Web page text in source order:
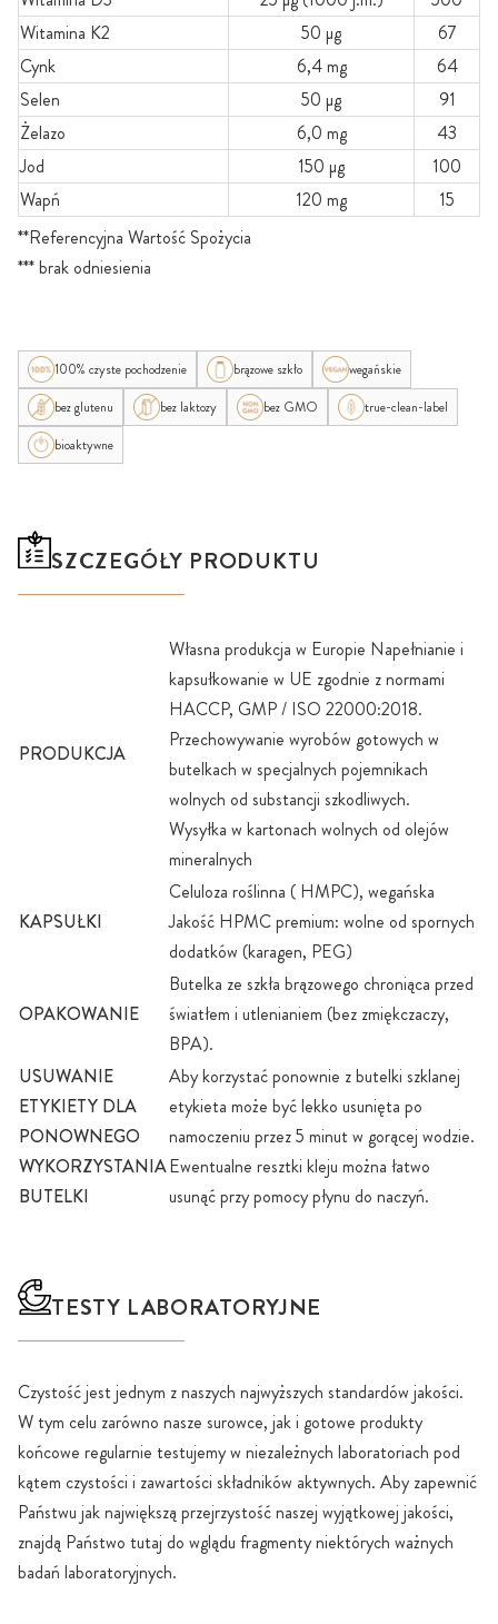
Witamina K2
50 µg
67
Cynk
6,4 mg
64
Selen
50 µg
91
Żelazo
6,0 mg
43
Jod
150 µg
100
Wapń
120 mg
15
**Referencyjna Wartość Spożycia
*** brak odniesienia
100% czyste pochodzenie brązowe szkło
wegańskie
bez glutenu
bez laktozy bez GMO
true-clean-label
bioaktywne
SZCZEGÓŁY PRODUKTU
PRODUKCJA
Własna produkcja w Europie Napełnianie i
kapsułkowanie w UE zgodnie z normami
HACCP, GMP / ISO 22000:2018.
Przechowywanie wyrobów gotowych w
butelkach w specjalnych pojemnikach
wolnych od substancji szkodliwych.
Wysyłka w kartonach wolnych od olejów
mineralnych
KAPSUŁKI
Celuloza roślinna ( HMPC), wegańska
Jakość HPMC premium: wolne od spornych
dodatków (karagen, PEG)
OPAKOWANIE
Butelka ze szkła brązowego chroniąca przed
światłem i utlenianiem (bez zmiękczaczy,
BPA).
USUWANIE
ETYKIETY DLA
PONOWNEGO
WYKORZYSTANIA
BUTELKI
Aby korzystać ponownie z butelki szklanej
etykieta może być lekko usunięta po
namoczeniu przez 5 minut w gorącej wodzie.
Ewentualne resztki kleju można łatwo
usunąć przy pomocy płynu do naczyń.
TESTY LABORATORYJNE
Czystość jest jednym z naszych najwyższych standardów jakości.
W tym celu zarówno nasze surowce, jak i gotowe produkty
końcowe regularnie testujemy w niezależnych laboratoriach pod
kątem czystości i zawartości składników aktywnych. Aby zapewnić
Państwu jak największą przejrzystość naszej wyjątkowej jakości,
znajdą Państwo tutaj do wglądu fragmenty niektórych ważnych
badań laboratoryjnych.